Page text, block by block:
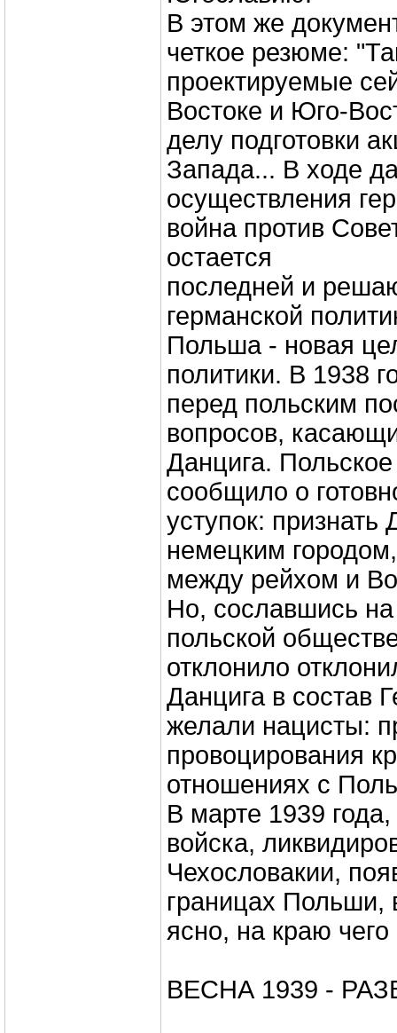
В этом же
четкое резюме:
проектируемые
Востоке и Юго-
делу подготовки
Запада... В ходе
осуществления
война против
остается
последней и
германской
Польша - новая
политики. В 1938
перед польским
вопросов,
Данцига.
сообщило о
уступок: признать
немецким
между рейхом и
Но, сославшись
польской
отклонило
Данцига в состав
желали нацисты:
провоцирования
отношениях с
В марте 1939 года,
войска,
Чехословакии,
границах Польши,
ясно, на краю
ВЕСНА 1939 -